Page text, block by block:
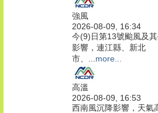
強風
2026-08-09, 16:34
今(9)日第13號颱風及
影響，連江縣、新北
市、... more...
高溫
2026-08-09, 16:53
西南風沉降影響，天氣